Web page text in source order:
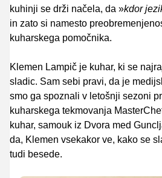
kuhinji se drži načela, da »kdor
in zato si namesto
kuharskega pomočnika.
Klemen Lampič je kuhar, ki se
sladic. Sam sebi pravi, da je
smo ga spoznali v letošnji sezoni
kuharskega tekmovanja
kuhar, samouk iz Dvora med
da, Klemen vsekakor ve, kako se
tudi besede.